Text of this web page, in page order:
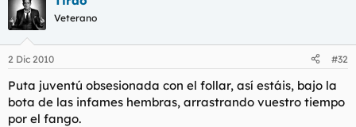
Veterano
2 Dic 2010 #32
Puta juventú obsesionada con el follar, así estáis, bajo la
bota de las infames hembras, arrastrando vuestro tiempo
por el fango.